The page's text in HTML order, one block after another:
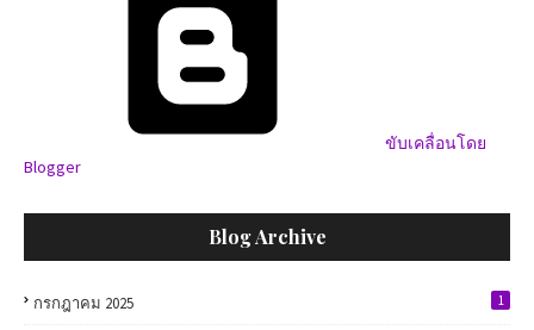
ขับเคลื่อนโดย
Blogger
Blog Archive
กรกฎาคม 2025 1